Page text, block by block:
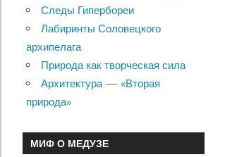
Следы Гипербореи
Лабиринты Соловецкого
архипелага
Природа как творческая сила
Архитектура — «Вторая
природа»
МИФ О МЕДУЗЕ